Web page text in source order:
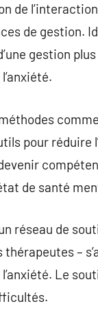
de
de gestion.
gestion
pour réduire
de santé
réseau de
–
Le